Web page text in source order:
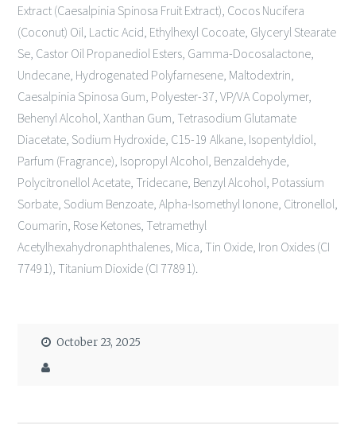
Extract (Caesalpinia Spinosa Fruit Extract), Cocos Nucifera
(Coconut) Oil, Lactic Acid, Ethylhexyl Cocoate, Glyceryl Stearate
Se, Castor Oil Propanediol Esters, Gamma-Docosalactone,
Undecane, Hydrogenated Polyfarnesene, Maltodextrin,
Caesalpinia Spinosa Gum, Polyester-37, VP/VA Copolymer,
Behenyl Alcohol, Xanthan Gum, Tetrasodium Glutamate
Diacetate, Sodium Hydroxide, C15-19 Alkane, Isopentyldiol,
Parfum (Fragrance), Isopropyl Alcohol, Benzaldehyde,
Polycitronellol Acetate, Tridecane, Benzyl Alcohol, Potassium
Sorbate, Sodium Benzoate, Alpha-Isomethyl Ionone, Citronellol,
Coumarin, Rose Ketones, Tetramethyl
Acetylhexahydronaphthalenes, Mica, Tin Oxide, Iron Oxides (CI
77491), Titanium Dioxide (CI 77891).
October 23, 2025